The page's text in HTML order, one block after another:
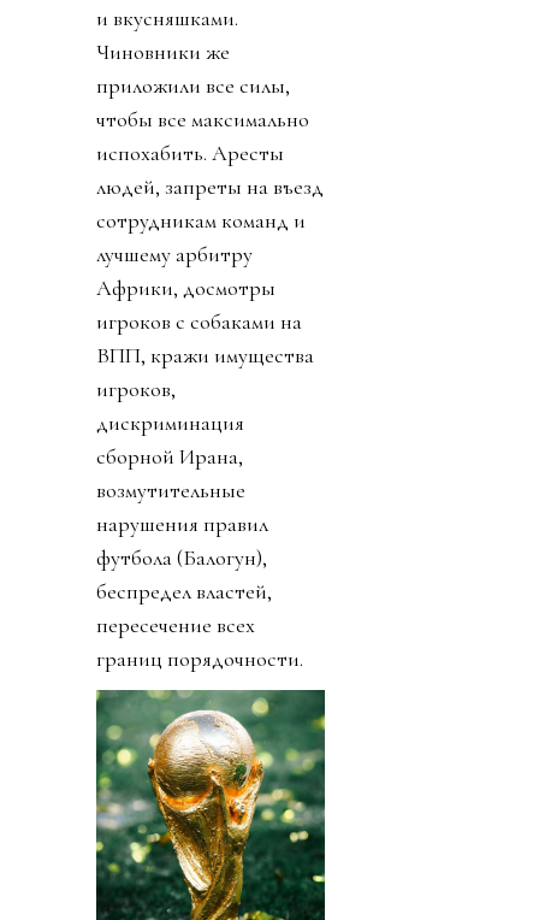
и вкусняшками.
Чиновники же
приложили все силы,
чтобы все максимально
испохабить. Аресты
людей, запреты на въезд
сотрудникам команд и
лучшему арбитру
Африки, досмотры
игроков с собаками на
ВПП, кражи имущества
игроков,
дискриминация
сборной Ирана,
возмутительные
нарушения правил
футбола (Балогун),
беспредел властей,
пересечение всех
границ порядочности.